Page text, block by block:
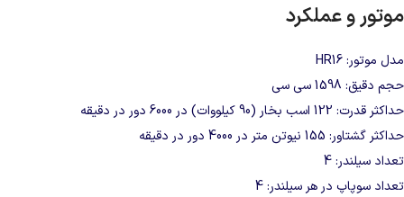
موتور و عملکرد
مدل موتور: HR16
حجم دقیق: 1598 سی‌ سی
حداکثر قدرت: 122 اسب بخار (90 کیلووات) در 6000 دور در دقیقه
حداکثر گشتاور: 155 نیوتن‌ متر در 4000 دور در دقیقه
تعداد سیلندر: 4
تعداد سوپاپ در هر سیلندر: 4